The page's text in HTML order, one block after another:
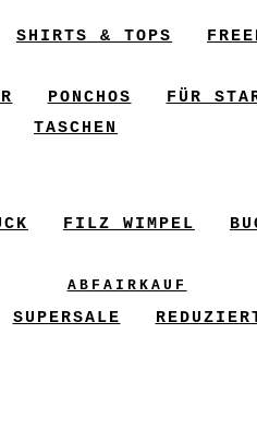
SHIRTS & TOPS
PONCHOS
FÜR
TASCHEN
FILZ WIMPEL
ABFAIRKAUF
SUPERSALE